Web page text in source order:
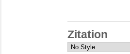
Zitation